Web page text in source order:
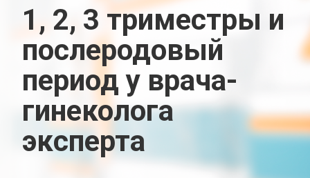
1, 2, 3 триместры и
послеродовый
период у врача-
гинеколога
эксперта